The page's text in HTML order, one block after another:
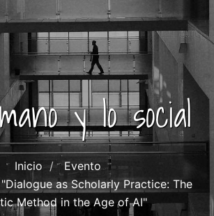
y lo social
Inicio
Evento
as Scholarly Practice: The
Method in the Age of AI"